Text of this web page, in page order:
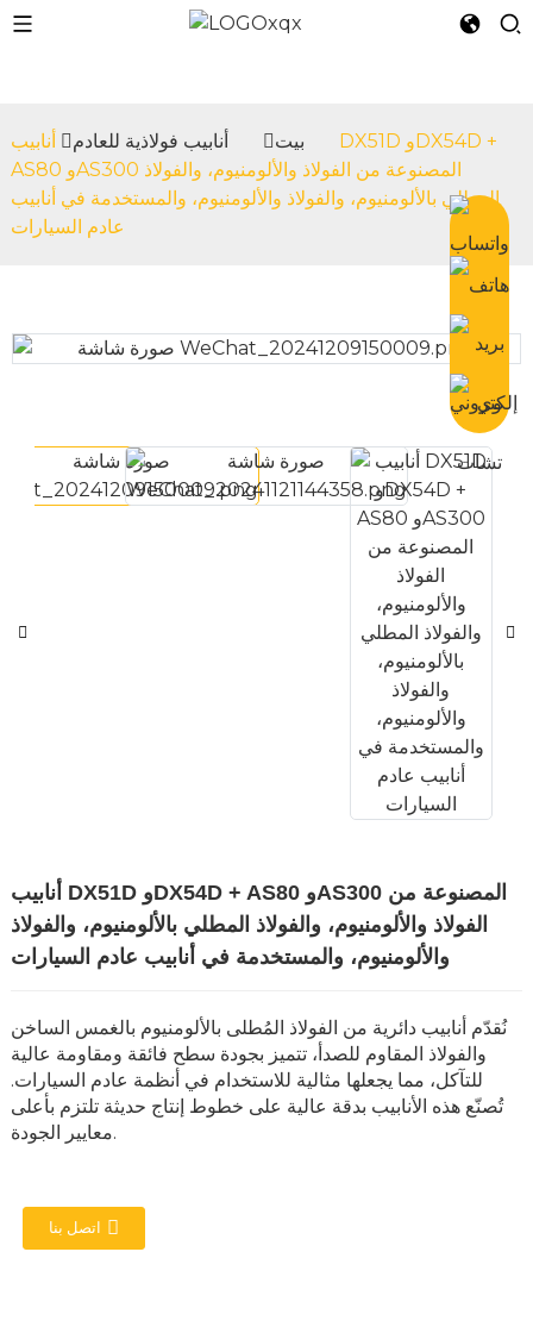
بيت أنابيب فولاذية للعادم
أنابيب DX51D وDX54D +
AS80 وAS300 المصنوعة من الفولاذ والألومنيوم، والفولاذ
المطلي بالألومنيوم، والفولاذ والألومنيوم، والمستخدمة في أنابيب
عادم السيارات
أنابيب DX51D وDX54D + AS80 وAS300 المصنوعة من
الفولاذ والألومنيوم، والفولاذ المطلي بالألومنيوم، والفولاذ
والألومنيوم، والمستخدمة في أنابيب عادم السيارات
نُقدّم أنابيب دائرية من الفولاذ المُطلى بالألومنيوم بالغمس الساخن
والفولاذ المقاوم للصدأ، تتميز بجودة سطح فائقة ومقاومة عالية
للتآكل، مما يجعلها مثالية للاستخدام في أنظمة عادم السيارات.
تُصنّع هذه الأنابيب بدقة عالية على خطوط إنتاج حديثة تلتزم بأعلى
معايير الجودة.
اتصل بنا